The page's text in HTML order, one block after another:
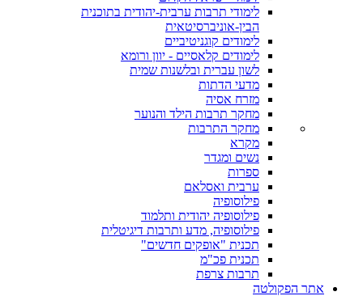
לימודי תרבות ערבית-יהודית בתוכנית
הבין-אוניברסיטאית
לימודים קוגניטיביים
לימודים קלאסיים - יוון ורומא
לשון עברית ובלשנות שמית
מדעי הדתות
מזרח אסיה
מחקר תרבות הילד והנוער
מחקר התרבות
מקרא
נשים ומגדר
ספרות
ערבית ואסלאם
פילוסופיה
פילוסופיה יהודית ותלמוד
פילוסופיה, מדע ותרבות דיגיטלית
תכנית "אופקים חדשים"
תכנית פכ"מ
תרבות צרפת
אתר הפקולטה